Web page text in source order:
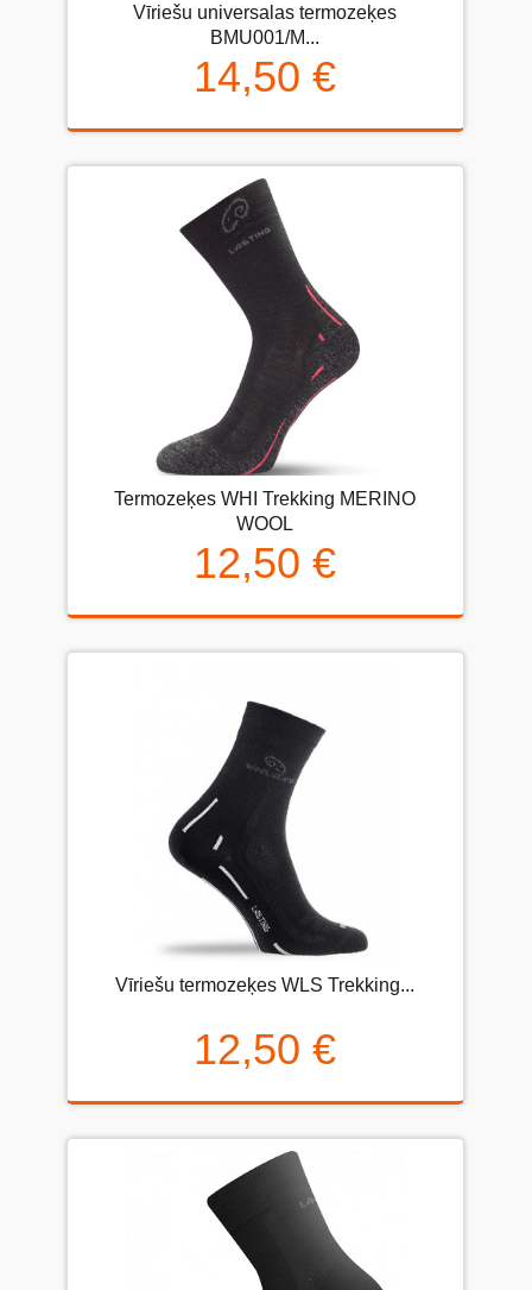
Vīriešu universalas termozeķes
BMU001/М...
14,50 €
Termozeķes WHI Trekking MERINO
WOOL
12,50 €
Vīriešu termozeķes WLS Trekking...
12,50 €